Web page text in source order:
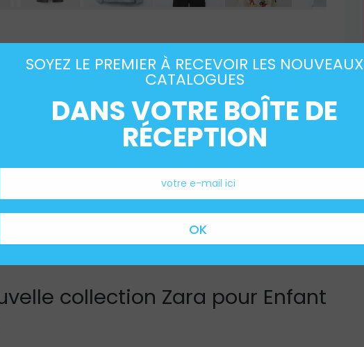
SOYEZ LE PREMIER À RECEVOIR LES NOUVEAUX
CATALOGUES
DANS VOTRE BOÎTE DE
RÉCEPTION
de prêt-à-porter Zara pour les
bébés et les enfants de 1 an et demi à 6
Bébé Garçon (0 – 18 mois)
froissés : Disponible sur le site français, ce
chic et décontracté.
: Proposée par Zara Home, cette
tendance et confortable pour les bébés.
autre option de Zara Home, parfaite pour
collection Zara pour Enfant